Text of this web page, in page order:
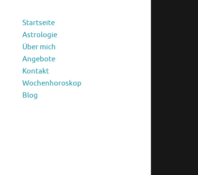
Startseite
Astrologie
Über mich
Angebote
Kontakt
Wochenhoroskop
Blog